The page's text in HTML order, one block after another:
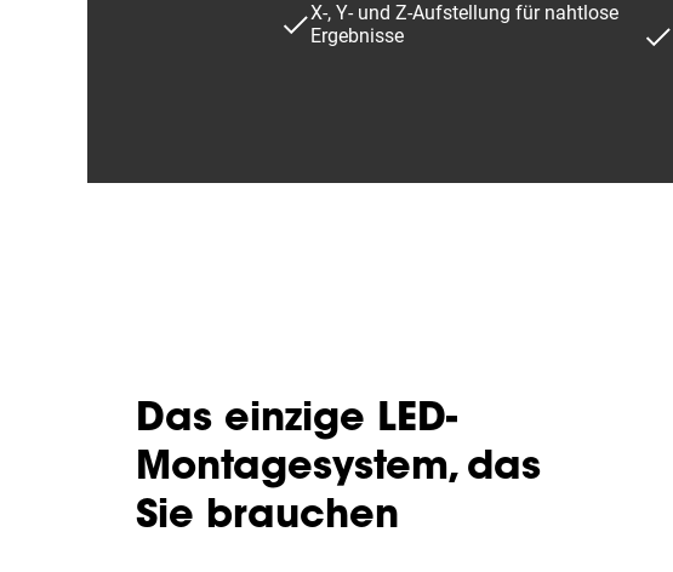
X-, Y- und Z-Aufstellung für nahtlose
Ergebnisse
Das einzige LED-
Montagesystem, das
Sie brauchen